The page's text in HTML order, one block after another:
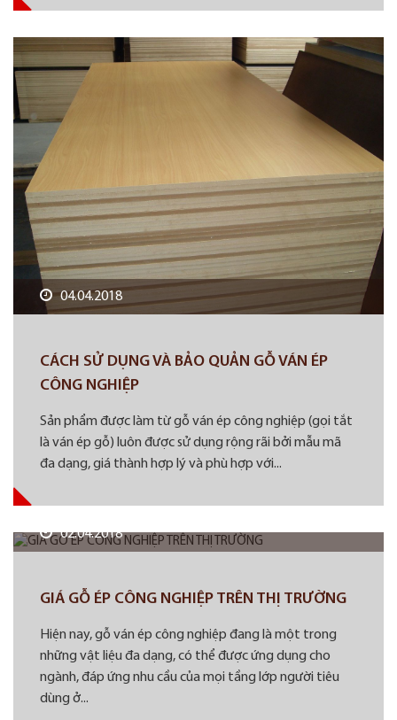
04.04.2018
CÁCH SỬ DỤNG VÀ BẢO QUẢN GỖ VÁN ÉP
CÔNG NGHIỆP
Sản phẩm được làm từ gỗ ván ép công nghiệp (gọi tắt
là ván ép gỗ) luôn được sử dụng rộng rãi bởi mẫu mã
đa dạng, giá thành hợp lý và phù hợp với...
02.04.2018
GIÁ GỖ ÉP CÔNG NGHIỆP TRÊN THỊ TRƯỜNG
Hiện nay, gỗ ván ép công nghiệp đang là một trong
những vật liệu đa dạng, có thể được ứng dụng cho
ngành, đáp ứng nhu cầu của mọi tầng lớp người tiêu
dùng ở...